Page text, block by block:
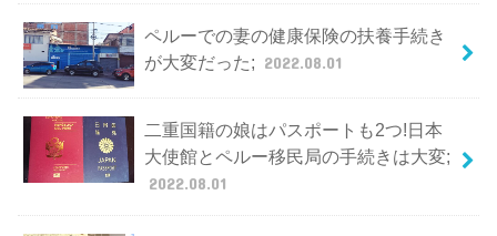
ペルーでの妻の健康保険の扶養手続き
が大変だった; 2022.08.01
二重国籍の娘はパスポートも2つ!日本
大使館とペルー移民局の手続きは大変;
2022.08.01